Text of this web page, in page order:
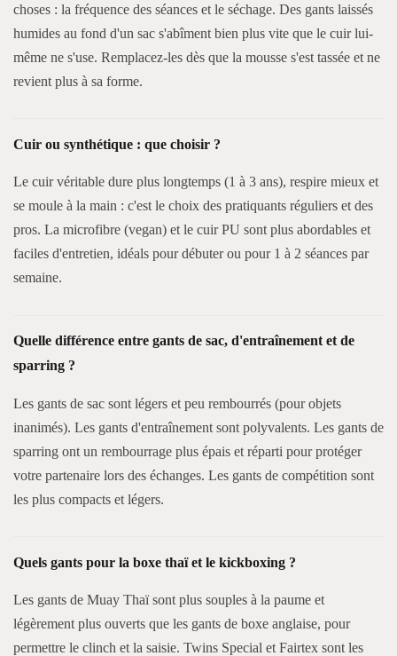
choses : la fréquence des séances et le séchage. Des gants laissés
humides au fond d'un sac s'abîment bien plus vite que le cuir lui-
même ne s'use. Remplacez-les dès que la mousse s'est tassée et ne
revient plus à sa forme.
Cuir ou synthétique : que choisir ?
Le cuir véritable dure plus longtemps (1 à 3 ans), respire mieux et
se moule à la main : c'est le choix des pratiquants réguliers et des
pros. La microfibre (vegan) et le cuir PU sont plus abordables et
faciles d'entretien, idéals pour débuter ou pour 1 à 2 séances par
semaine.
Quelle différence entre gants de sac, d'entraînement et de
sparring ?
Les gants de sac sont légers et peu rembourrés (pour objets
inanimés). Les gants d'entraînement sont polyvalents. Les gants de
sparring ont un rembourrage plus épais et réparti pour protéger
votre partenaire lors des échanges. Les gants de compétition sont
les plus compacts et légers.
Quels gants pour la boxe thaï et le kickboxing ?
Les gants de Muay Thaï sont plus souples à la paume et
légèrement plus ouverts que les gants de boxe anglaise, pour
permettre le clinch et la saisie. Twins Special et Fairtex sont les